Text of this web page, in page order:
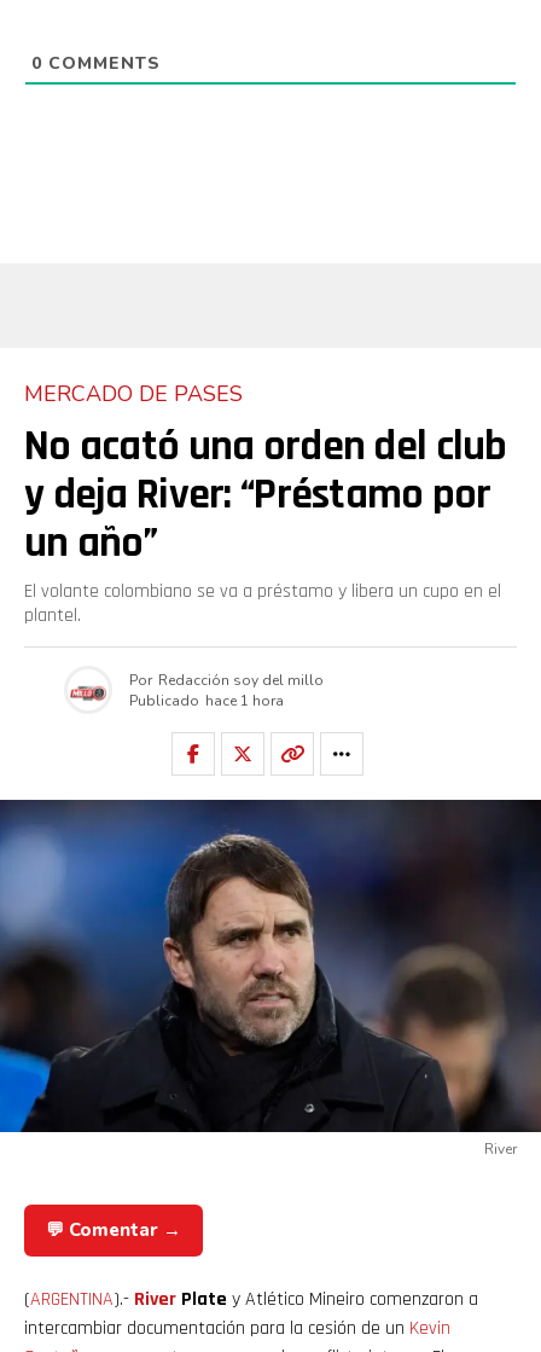
0 COMMENTS
MERCADO DE PASES
No acató una orden del club
y deja River: “Préstamo por
un año”
El volante colombiano se va a préstamo y libera un cupo en el
plantel.
Por Redacción soy del millo
Publicado hace 1 hora
River
💬 Comentar →
(ARGENTINA).- River Plate y Atlético Mineiro comenzaron a
intercambiar documentación para la cesión de un Kevin